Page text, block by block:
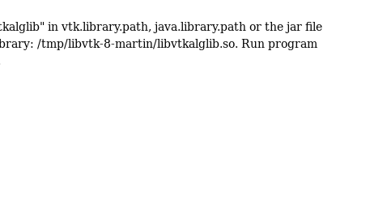
in vtk.library.path, java.library.path or the jar file
/tmp/libvtk-8-martin/libvtkalglib.so. Run program